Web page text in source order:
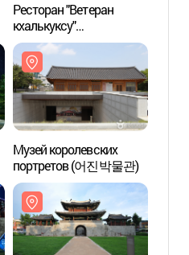
Ресторан "Ветеран
кхалькуксу"
(베테랑칼국수)
Музей королевских
портретов (어진박물관)